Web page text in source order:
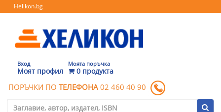
Helikon.bg
Вход
Моят профил
Моята поръчка
0 продукта
ПОРЪЧКИ ПО ТЕЛЕФОНА 02 460 40 90